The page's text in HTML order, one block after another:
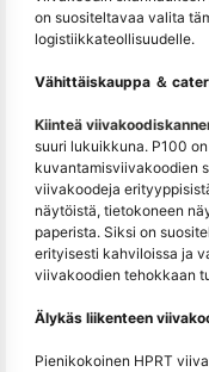
on suositeltavaa valita
logistiikkateollisuudelle.
Vähittäiskauppa ＆
Kiinteä
suuri lukuikkuna. P100
kuvantamisviivakoodien
viivakoodeja
näytöistä, tietokoneen
paperista. Siksi on
erityisesti kahviloissa ja
viivakoodien tehokkaan
Älykäs liikenteen
Pienikokoinen HPRT